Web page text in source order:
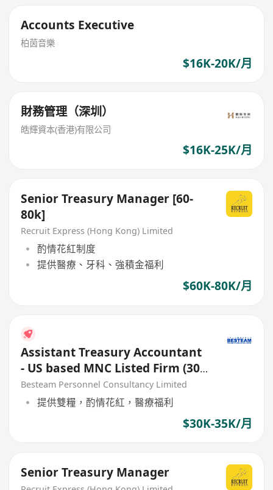
Accounts Executive
柏茵音樂
$16K-20K/月
財務管理（深圳）
皓輝資本(香港)有限公司
$16K-25K/月
Senior Treasury Manager [60-
80k]
Recruit Express (Hong Kong) Limited
酌情花紅制度
提供醫療、牙科、強積金福利
$60K-80K/月
Assistant Treasury Accountant
- US based MNC Listed Firm (30K
- 35K)
Besteam Personnel Consultancy Limited
提供雙糧，酌情花紅，醫療福利
$30K-35K/月
Senior Treasury Manager